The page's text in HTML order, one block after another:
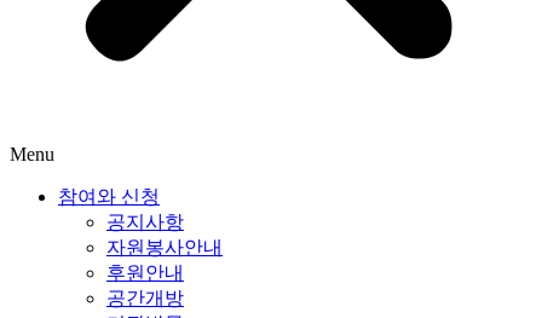
Menu
참여와 신청
공지사항
자원봉사안내
후원안내
공간개방